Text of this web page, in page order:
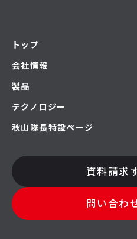
トップ
会社情報
製品
テクノロジー
秋山隊長特設ページ
資料請求
問い合わ